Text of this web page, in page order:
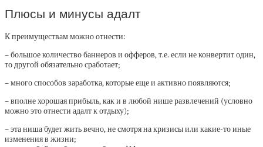
Плюсы и минусы адалт
К преимуществам можно отнести:
– большое количество баннеров и офферов, т.е. если не конвертит один,
то другой обязательно сработает;
– много способов заработка, которые еще и активно появляются;
– вполне хорошая прибыль, как и в любой нише развлечений (условно
можно это отнести адалт к отдыху);
– эта ниша будет жить вечно, не смотря на кризисы или какие-то иные
изменения в жизни;